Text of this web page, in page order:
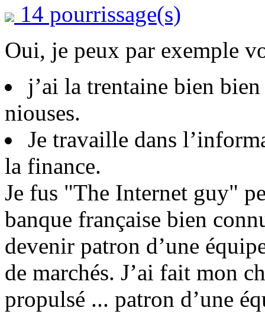
14 pourrissage(s)
Oui, je peux par exemple
j’ai la trentaine bien bien
niouses.
Je travaille dans
la finance.
Je fus "The Internet guy"
banque française bien
devenir patron d’une
de marchés. J’ai fait mon
propulsé ... patron d’une